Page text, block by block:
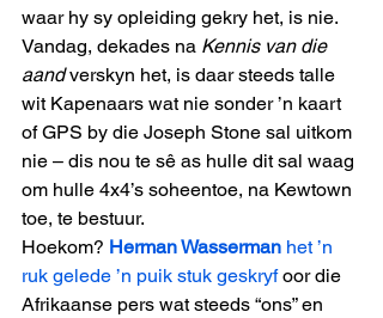
waar hy sy opleiding gekry het, is nie.
Vandag, dekades na Kennis van die
aand verskyn het, is daar steeds talle
wit Kapenaars wat nie sonder ’n kaart
of GPS by die Joseph Stone sal uitkom
nie – dis nou te sê as hulle dit sal waag
om hulle 4x4’s soheentoe, na Kewtown
toe, te bestuur.
Hoekom? Herman Wasserman het ’n
ruk gelede ’n puik stuk geskryf oor die
Afrikaanse pers wat steeds “ons” en